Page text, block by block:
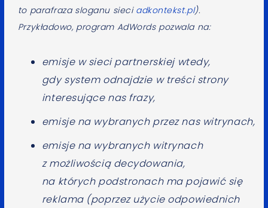
to parafraza sloganu sieci adkontekst.pl).
Przykładowo, program AdWords pozwala na:
emisje w sieci partnerskiej wtedy,
gdy system odnajdzie w treści strony
interesujące nas frazy,
emisje na wybranych przez nas witrynach,
emisje na wybranych witrynach
z możliwością decydowania,
na których podstronach ma pojawić się
reklama (poprzez użycie odpowiednich